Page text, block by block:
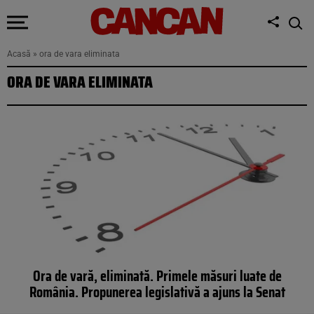
Acasă » ora de vara eliminata
ORA DE VARA ELIMINATA
Ora de vară, eliminată. Primele măsuri luate de
România. Propunerea legislativă a ajuns la Senat